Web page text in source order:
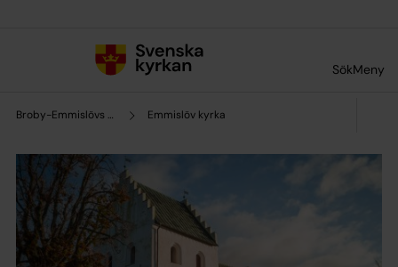
SökMeny
Broby-Emmislövs församling Emmislöv kyrka